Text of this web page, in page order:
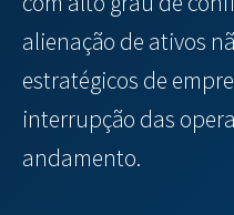
alienação de ativos
estratégicos de
interrupção das
andamento.